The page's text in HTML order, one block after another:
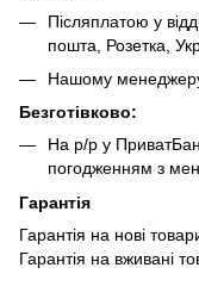
Післяплатою у
пошта, Розетка,
Нашому
Безготівково:
На р/р у
погодженням з
Гарантія
Гарантія на нові
Гарантія на вживані